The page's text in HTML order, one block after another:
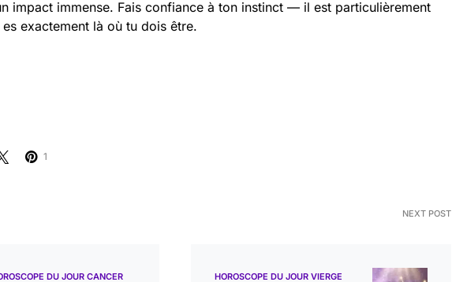
impact immense. Fais confiance à ton instinct — il est particulièrement
exactement là où tu dois être.
1
DU JOUR CANCER
NEXT POST
HOROSCOPE DU JOUR VIERGE